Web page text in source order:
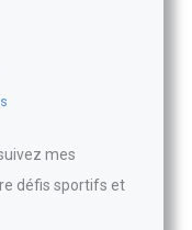
mes
défis sportifs et